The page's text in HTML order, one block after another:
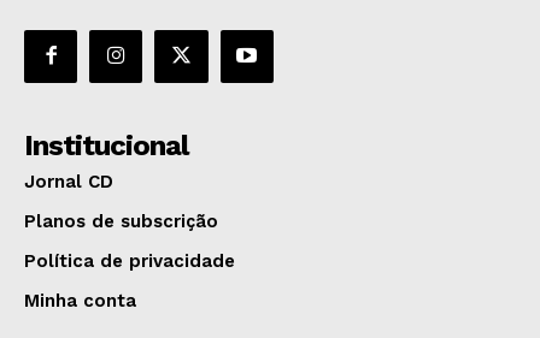
Institucional
Jornal CD
Planos de subscrição
Política de privacidade
Minha conta